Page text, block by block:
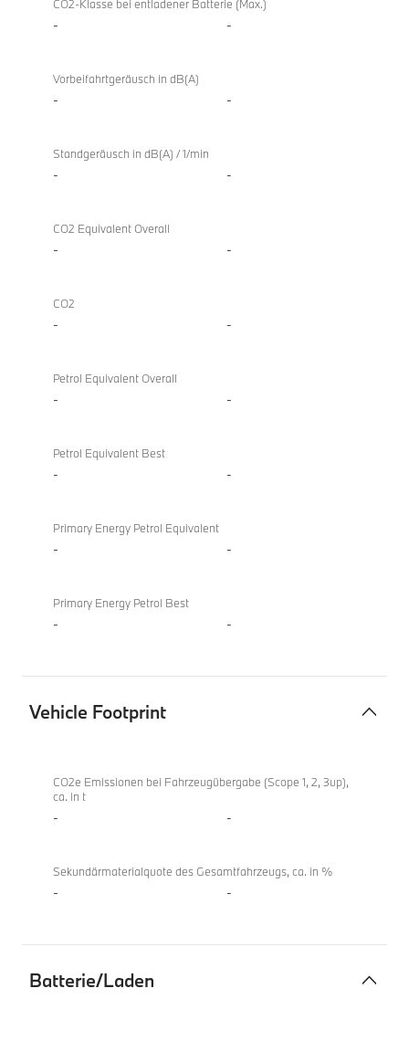
CO2-Klasse bei entladener Batterie (Max.)
- -
Vorbeifahrtgeräusch in dB(A)
- -
Standgeräusch in dB(A) / 1/min
- -
CO2 Equivalent Overall
- -
CO2
- -
Petrol Equivalent Overall
- -
Petrol Equivalent Best
- -
Primary Energy Petrol Equivalent
- -
Primary Energy Petrol Best
- -
Vehicle Footprint
Footprint
xDrive20d
CO2e Emissionen bei Fahrzeugübergabe (Scope 1, 2, 3up),
ca. in t
- -
Sekundärmaterialquote des Gesamtfahrzeugs, ca. in %
- -
Batterie/Laden